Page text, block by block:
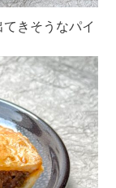
きそうなパイ